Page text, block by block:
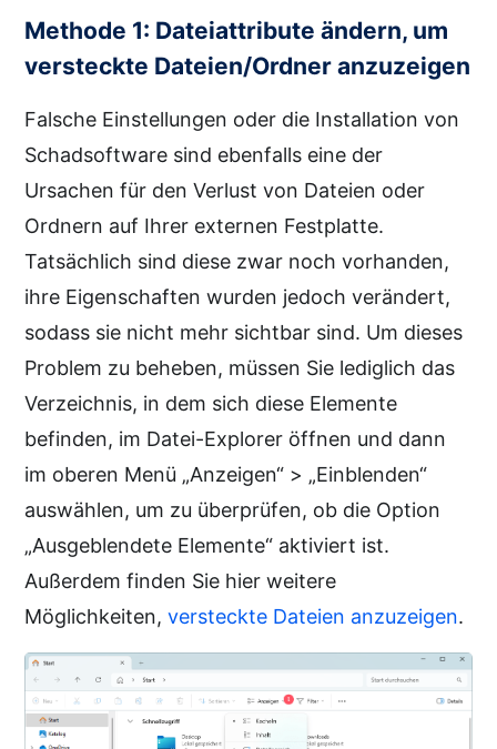
Methode 1: Dateiattribute ändern, um
versteckte Dateien/Ordner anzuzeigen
Falsche Einstellungen oder die Installation von
Schadsoftware sind ebenfalls eine der
Ursachen für den Verlust von Dateien oder
Ordnern auf Ihrer externen Festplatte.
Tatsächlich sind diese zwar noch vorhanden,
ihre Eigenschaften wurden jedoch verändert,
sodass sie nicht mehr sichtbar sind. Um dieses
Problem zu beheben, müssen Sie lediglich das
Verzeichnis, in dem sich diese Elemente
befinden, im Datei-Explorer öffnen und dann
im oberen Menü „Anzeigen“ > „Einblenden“
auswählen, um zu überprüfen, ob die Option
„Ausgeblendete Elemente“ aktiviert ist.
Außerdem finden Sie hier weitere
Möglichkeiten,versteckte Dateien anzuzeigen.